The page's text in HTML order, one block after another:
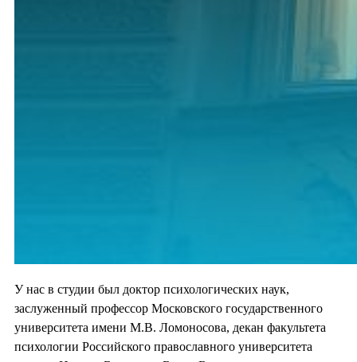
У нас в студии был доктор психологических наук,
заслуженный профессор Московского государственного
университета имени М.В. Ломоносова, декан факультета
психологии Российского православного университета